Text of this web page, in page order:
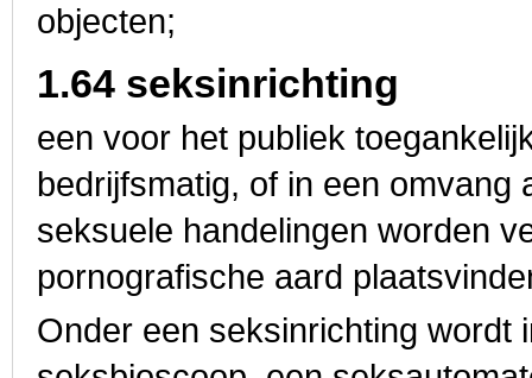
objecten;
1.64 seksinrichting
een voor het publiek
bedrijfsmatig, of in een omvang
seksuele handelingen worden
pornografische aard
Onder een seksinrichting wordt